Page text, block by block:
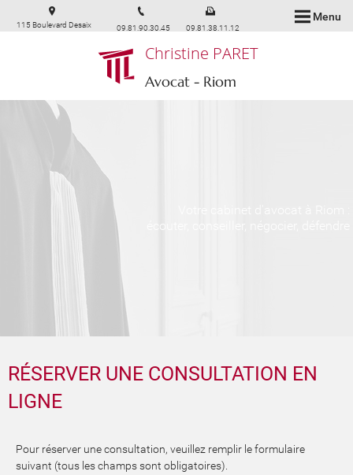
Menu
Christine PARET
Avocat - Riom
115 Boulevard Desaix
09.81.90.30.45 09.81.38.11.12
écouter, conseiller, négocier, défendre
RÉSERVER UNE CONSULTATION EN
LIGNE
Pour réserver une consultation, veuillez remplir le formulaire
suivant (tous les champs sont obligatoires).